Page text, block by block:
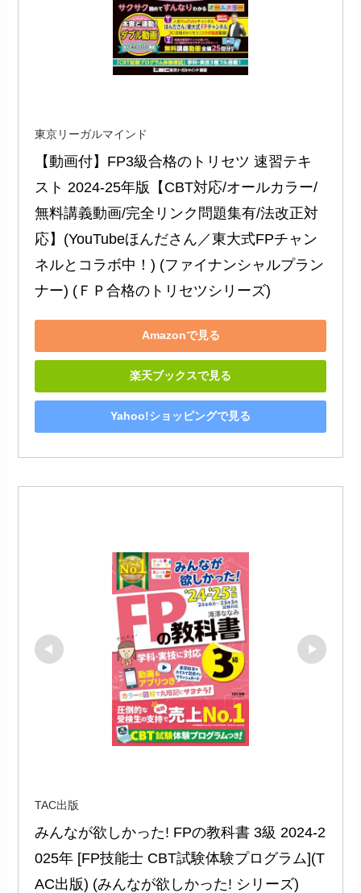
東京リーガルマインド
【動画付】FP3級合格のトリセツ 速習テキ
スト 2024-25年版【CBT対応/オールカラー/
無料講義動画/完全リンク問題集有/法改正対
応】(YouTubeほんださん／東大式FPチャン
ネルとコラボ中！) (ファイナンシャルプラン
ナー) (ＦＰ合格のトリセツシリーズ)
Amazonで見る
楽天ブックスで見る
Yahoo!ショッピングで見る
TAC出版
みんなが欲しかった! FPの教科書 3級 2024-2
025年 [FP技能士 CBT試験体験プログラム](T
AC出版) (みんなが欲しかった! シリーズ)